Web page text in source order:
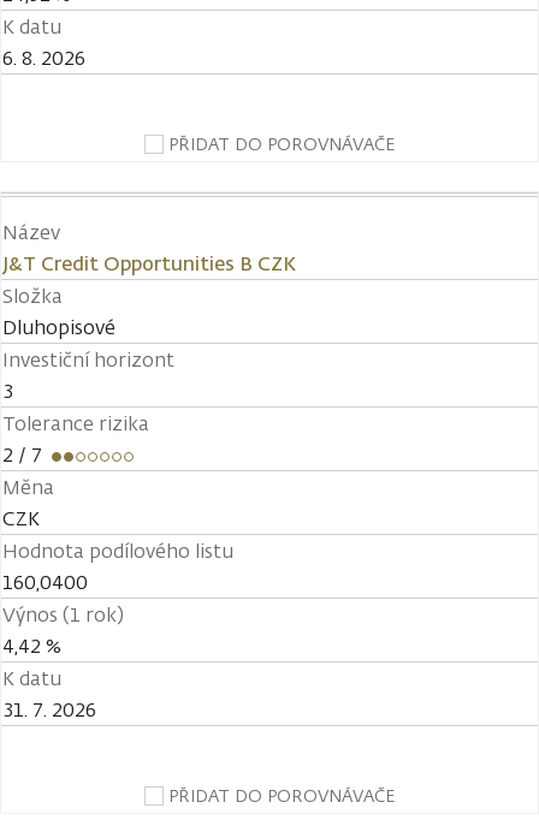
K datu
6. 8. 2026
PŘIDAT DO POROVNÁVAČE
Název
J&T Credit Opportunities B CZK
Složka
Dluhopisové
Investiční horizont
3
Tolerance rizika
2 / 7
Měna
CZK
Hodnota podílového listu
160,0400
Výnos (1 rok)
4,42 %
K datu
31. 7. 2026
PŘIDAT DO POROVNÁVAČE